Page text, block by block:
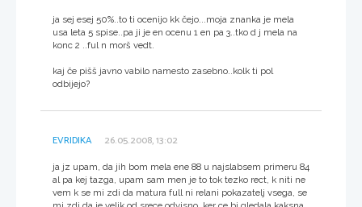
ja sej esej 50%..to ti ocenijo kk čejo...moja znanka je mela
usa leta 5 spise..pa ji je en ocenu 1 en pa 3..tko d j mela na
konc 2 ..ful n morš vedt.
kaj če pišš javno vabilo namesto zasebno..kolk ti pol
odbijejo?
EVRIDIKA 26.05.2008, 13:02
ja jz upam, da jih bom mela ene 88 u najslabsem primeru 84
al pa kej tazga, upam sam men je to tok tezko rect, k niti ne
vem k se mi zdi da matura full ni relani pokazatelj vsega, se